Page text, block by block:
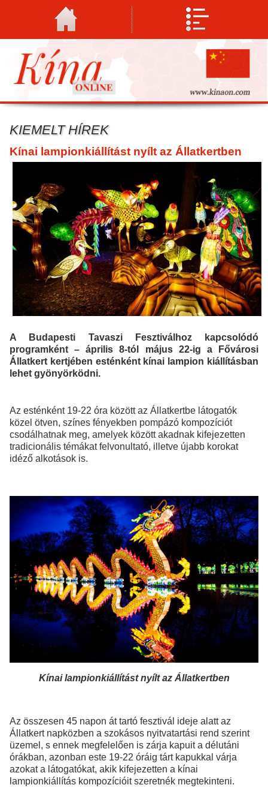
KIEMELT HÍREK
Kínai lampionkiállítást nyílt az Állatkertben
A Budapesti Tavaszi Fesztiválhoz kapcsolódó
programként – április 8-tól május 22-ig a Fővárosi
Állatkert kertjében esténként kínai lampion kiállításban
lehet gyönyörködni.
Az esténként 19-22 óra között az Állatkertbe látogatók
közel ötven, színes fényekben pompázó kompozíciót
csodálhatnak meg, amelyek között akadnak kifejezetten
tradicionális témákat felvonultató, illetve újabb korokat
idéző alkotások is.
Kínai lampionkiállítást nyílt az Állatkertben
Az összesen 45 napon át tartó fesztivál ideje alatt az
Állatkert napközben a szokásos nyitvatartási rend szerint
üzemel, s ennek megfelelően is zárja kapuit a délutáni
órákban, azonban este 19-22 óráig tárt kapukkal várja
azokat a látogatókat, akik kifejezetten a kínai
lampionkiállítás kompozícióit szeretnék megtekinteni.